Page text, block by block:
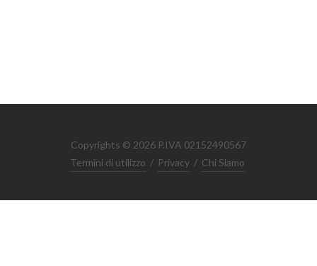
Copyrights © 2026 P.IVA 02152490567
Termini di utilizzo / Privacy / Chi Siamo